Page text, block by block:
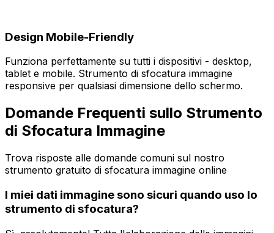
Design Mobile-Friendly
Funziona perfettamente su tutti i dispositivi - desktop,
tablet e mobile. Strumento di sfocatura immagine
responsive per qualsiasi dimensione dello schermo.
Domande Frequenti sullo Strumento
di Sfocatura Immagine
Trova risposte alle domande comuni sul nostro
strumento gratuito di sfocatura immagine online
I miei dati immagine sono sicuri quando uso lo
strumento di sfocatura?